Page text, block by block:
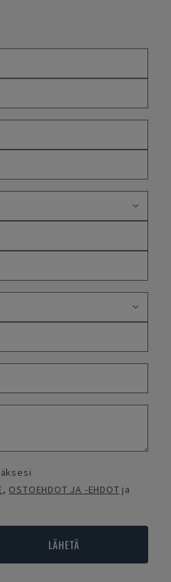
, OSTOEHDOT JA -EHDOT ja
LÄHETÄ